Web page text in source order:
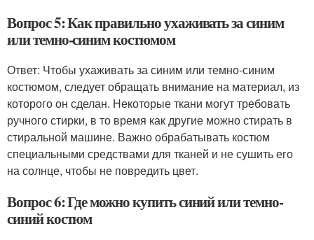
Вопрос 5: Как правильно ухаживать за синим
или темно-синим костюмом
Ответ: Чтобы ухаживать за синим или темно-синим
костюмом, следует обращать внимание на материал, из
которого он сделан. Некоторые ткани могут требовать
ручного стирки, в то время как другие можно стирать в
стиральной машине. Важно обрабатывать костюм
специальными средствами для тканей и не сушить его
на солнце, чтобы не повредить цвет.
Вопрос 6: Где можно купить синий или темно-
синий костюм